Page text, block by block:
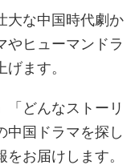
大な中国時代劇か
やヒューマンドラ
ます。
「どんなストーリ
中国ドラマを探し
お届けします。